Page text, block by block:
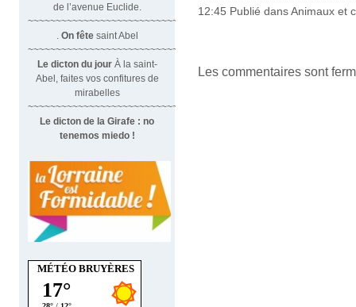
de l’avenue Euclide.
~~~~~~~~~~~~~~~~~~~~~~~~~~~~~~
On fête saint Abel
~~~~~~~~~~~~~~~~~~~~~~~~~~~~~~
Le dicton du jour À la saint-
Abel, faites vos confitures de
mirabelles
~~~~~~~~~~~~~~~~~~~~~~~~~~~~~~~
Le dicton de la Girafe : no
tenemos miedo !
MÉTÉO BRUYÈRES
12:45 Publié dansAnimaux et
Les commentaires sont